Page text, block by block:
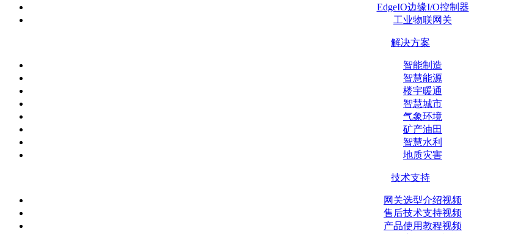
EdgeIO边缘I/O控制器
工业物联网关
解决方案
智能制造
智慧能源
楼宇暖通
智慧城市
气象环境
矿产油田
智慧水利
地质灾害
技术支持
网关选型介绍视频
售后技术支持视频
产品使用教程视频